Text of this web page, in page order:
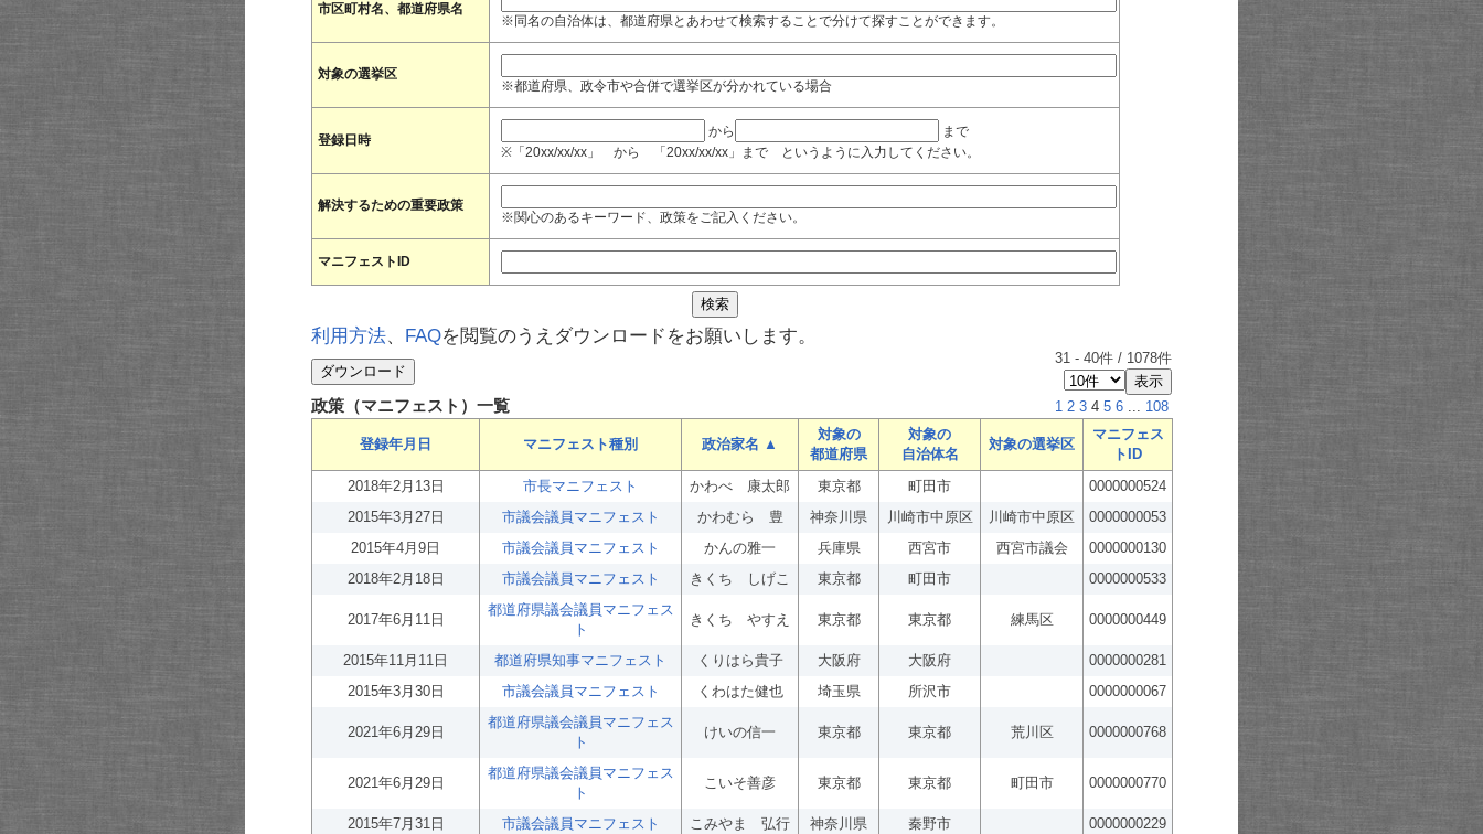
市区町村名、都道府県名
※同名の自治体は、都道府県とあわせて検索することで分けて探すことができます。
対象の選挙区
※都道府県、政令市や合併で選挙区が分かれている場合
登録日時
から
まで
※「20xx/xx/xx」 から 「20xx/xx/xx」まで というように入力してください。
解決するための重要政策
※関心のあるキーワード、政策をご記入ください。
マニフェストID
利用方法、 FAQを閲覧のうえダウンロードをお願いします。
31 - 40件 / 1078件
政策（マニフェスト）一覧 1 2 3 4 5 6 ... 108
登録年月日 マニフェスト種別 政治家名 ▲
対象の
都道府県
対象の
自治体名
対象の選挙区
マニフェス
トID
2018年2月13日
市長マニフェスト かわべ 康太郎 東京都 町田市
0000000524
2015年3月27日
市議会議員マニフェスト かわむら 豊 神奈川県 川崎市中原区 川崎市中原区
0000000053
2015年4月9日
市議会議員マニフェスト かんの雅一 兵庫県 西宮市 西宮市議会
0000000130
2018年2月18日
市議会議員マニフェスト きくち しげこ 東京都 町田市 0000000533
2017年6月11日
都道府県議会議員マニフェス
ト
きくち やすえ 東京都 東京都 練馬区 0000000449
2015年11月11日 都道府県知事マニフェスト くりはら貴子 大阪府 大阪府
0000000281
2015年3月30日
市議会議員マニフェスト くわはた健也 埼玉県 所沢市 0000000067
2021年6月29日
都道府県議会議員マニフェス
ト
けいの信一 東京都 東京都 荒川区 0000000768
2021年6月29日
都道府県議会議員マニフェス
ト
こいそ善彦 東京都 東京都 町田市 0000000770
2015年7月31日 市議会議員マニフェスト こみやま 弘行 神奈川県 秦野市 0000000229